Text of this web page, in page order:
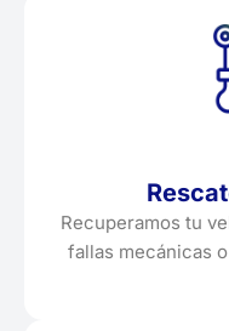
Recuperamos tu
fallas mecánicas